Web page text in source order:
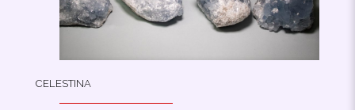
CELESTINA